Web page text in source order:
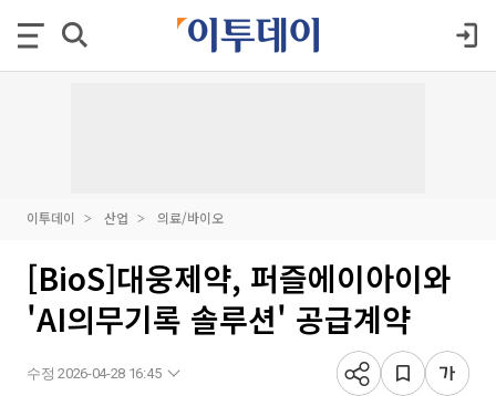
이투데이 산업 의료/바이오
[BioS]대웅제약, 퍼즐에이아이와
'AI의무기록 솔루션' 공급계약
수정 2026-04-28 16:45